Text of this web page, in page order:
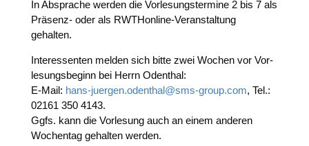
In Abspra­che wer­den die Vor­le­sungs­ter­mi­ne 2 bis 7 als
Prä­senz- oder als RWTHon­line-Ver­an­stal­tung
gehalten.
Inter­es­sen­ten mel­den sich bit­te zwei Wochen vor Vor­
le­sungs­be­ginn bei Herrn Oden­thal:
E‑Mail: hans-juergen.odenthal@sms-group.com, Tel.:
02161 350 4143.
Ggfs. kann die Vor­le­sung auch an einem ande­ren
Wochen­tag gehal­ten werden.